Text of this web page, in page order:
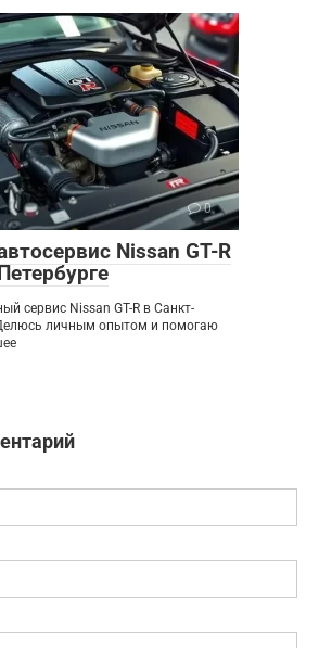
0
Nissan GT-R
сервис Nissan GT-R в Санкт-
личным опытом и помогаю